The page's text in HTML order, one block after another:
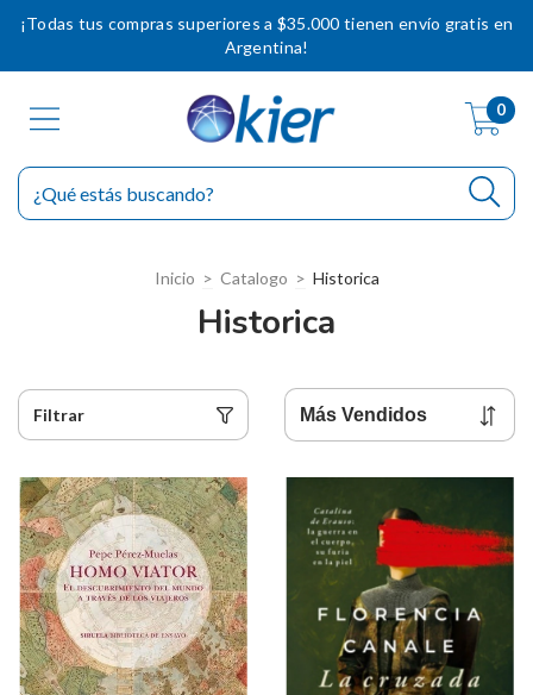
¡Todas tus compras superiores a $35.000 tienen envío gratis en
Argentina!
0
Inicio > Catalogo > Historica
Historica
Filtrar